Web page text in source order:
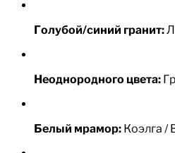
Голубой/синий гранит:
Неоднородного цвета:
Белый мрамор: Коэлга /